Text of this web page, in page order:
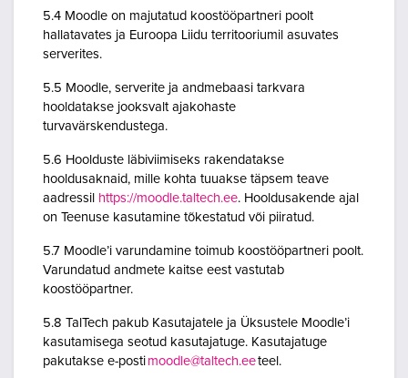
5.4 Moodle on majutatud koostööpartneri poolt
hallatavates ja Euroopa Liidu territooriumil asuvates
serverites.
5.5 Moodle, serverite ja andmebaasi tarkvara
hooldatakse jooksvalt ajakohaste
turvavärskendustega.
5.6 Hoolduste läbiviimiseks rakendatakse
hooldusaknaid, mille kohta tuuakse täpsem teave
aadressil https://moodle.taltech.ee. Hooldusakende ajal
on Teenuse kasutamine tõkestatud või piiratud.
5.7 Moodle’i varundamine toimub koostööpartneri poolt.
Varundatud andmete kaitse eest vastutab
koostööpartner.
5.8 TalTech pakub Kasutajatele ja Üksustele Moodle’i
kasutamisega seotud kasutajatuge. Kasutajatuge
pakutakse e-posti moodle@taltech.eeteel.